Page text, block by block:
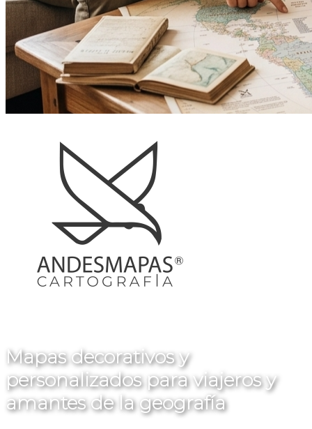
Mapas decorativos y
personalizados para viajeros y
amantes de la geografía